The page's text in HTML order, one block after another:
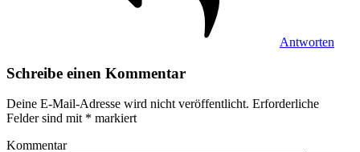
Antworten
Schreibe einen Kommentar
Deine E-Mail-Adresse wird nicht veröffentlicht. Erforderliche
Felder sind mit * markiert
Kommentar